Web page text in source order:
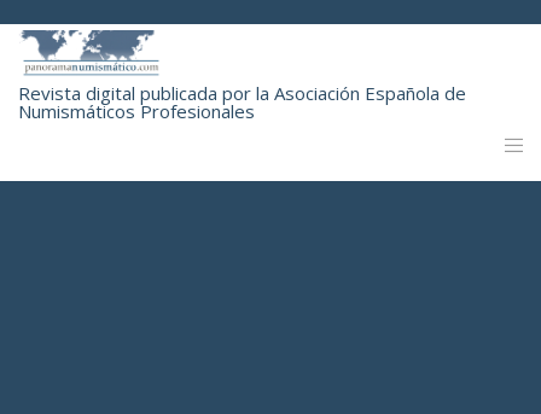
Revista digital publicada por la Asociación Española de
Numismáticos Profesionales